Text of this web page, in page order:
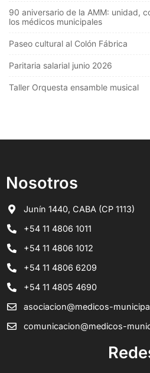
90 aniversario de la AMM: unidad,
los médicos municipales
Paseo cultural al Colón Fábrica
Paritaria salarial junio 2026
Taller Orquesta ensamble musical
Nosotros
Junín 1440, CABA (CP 1113)
+54 11 4806 1011
+54 11 4806 1012
+54 11 4806 6209
+54 11 4805 4690
asociacion@medicos-
comunicacion@medicos-